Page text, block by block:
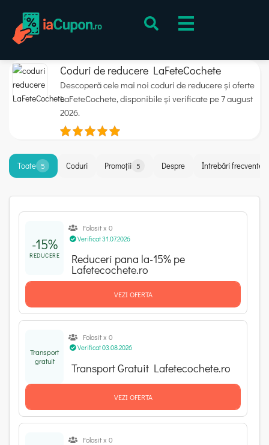
Coduri de reducere LaFeteCochete
Descoperă cele mai noi coduri de reducere și oferte
LaFeteCochete, disponibile și verificate pe 7 august
2026.
Toate 5 Coduri Promoții 5 Despre Întrebări frecvente
-15%
REDUCERE
Verificat 31.07.2026
Folosit x 0
Reduceri pana la-15% pe
Lafetecochete.ro
VEZI OFERTA
Transport
gratuit
Verificat 03.08.2026
Folosit x 0
Transport Gratuit Lafetecochete.ro
VEZI OFERTA
Folosit x 0